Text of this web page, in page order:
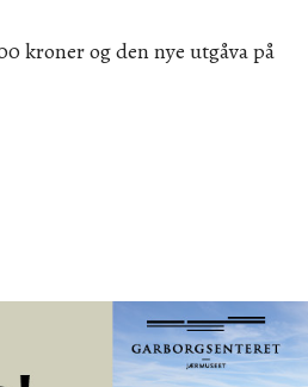
kroner og den nye utgåva på